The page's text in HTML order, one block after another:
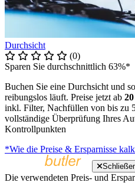
Durchsicht
(0)
Sparen Sie durchschnittlich 63%*
Buchen Sie eine Durchsicht und
reibungslos läuft. Preise jetzt ab
inkl. Filter, Nachfüllen von bis zu
vollständige Überprüfung Ihres
Kontrollpunkten
*Wie die Preise & Ersparnisse
Die verwendeten Preis- und